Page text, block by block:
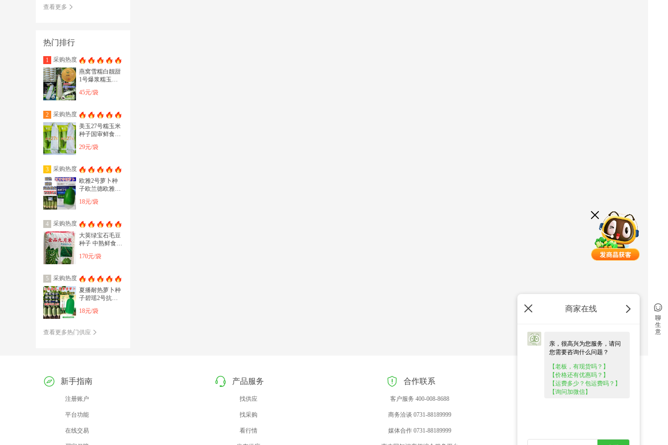
商家在线
亲，很高兴为您服务，请问
您需要咨询什么问题？
【老板，有现货吗？】
【价格还有优惠吗？】
【运费多少？包运费吗？】
【询问加微信】
查看更多
热门排行
1
采购热度
燕窝雪糯白靓甜
1号爆浆糯玉米
米种子5甜5糯
45元/袋
2
采购热度
美玉27号糯玉米
种子国审鲜食白
适合全国种植
29元/袋
3
采购热度
欧雅2号萝卜种
子欧兰德欧雅二
萝卜种子50天上
18元/袋
4
采购热度
大荚绿宝石毛豆
种子 中熟鲜食毛
厘米
170元/袋
5
采购热度
夏播耐热萝卜种
子碧瑶2号抗高
秋青绿萝卜种子
18元/袋
查看更多热门供应
新手指南
注册账户
平台功能
在线交易
产品服务
找供应
找采购
看行情
合作联系
客户服务 400-008-8688
商务洽谈 0731-88189999
媒体合作 0731-88189999
关于惠农
聊
生
意